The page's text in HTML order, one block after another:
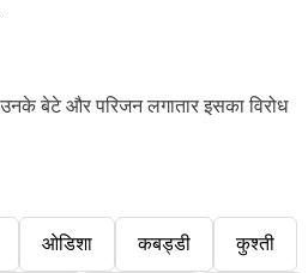
बेटे और परिजन लगातार इसका विरोध
ओडिशा कबड्डी कुश्ती